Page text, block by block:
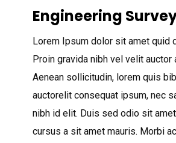
Engineering
Lorem Ipsum dolor sit amet quid
Proin gravida nibh vel velit auctor
Aenean sollicitudin, lorem quis
auctorelit consequat ipsum, nec
nibh id elit. Duis sed odio sit
cursus a sit amet mauris. Morbi